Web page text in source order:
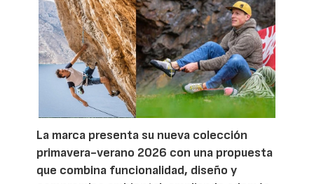
La marca presenta su nueva colección
primavera-verano 2026 con una propuesta
que combina funcionalidad, diseño y